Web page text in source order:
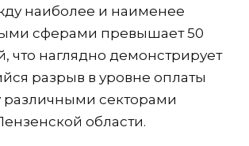
наиболее и наименее
сферами превышает 50
что наглядно демонстрирует
разрыв в уровне оплаты
различными секторами
области.